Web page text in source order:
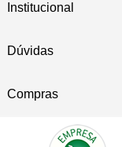
Institucional
Dúvidas
Compras